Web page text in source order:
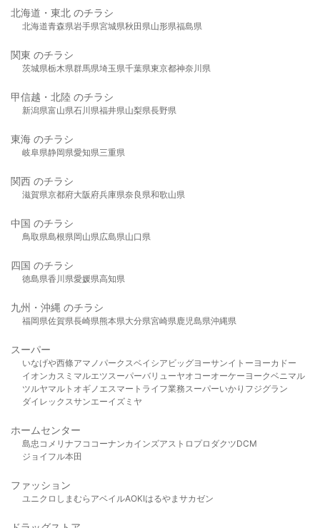
北海道・東北 のチラシ
北海道青森県岩手県宮城県秋田県山形県福島県
関東 のチラシ
茨城県栃木県群馬県埼玉県千葉県東京都神奈川県
甲信越・北陸 のチラシ
新潟県富山県石川県福井県山梨県長野県
東海 のチラシ
岐阜県静岡県愛知県三重県
関西 のチラシ
滋賀県京都府大阪府兵庫県奈良県和歌山県
中国 のチラシ
鳥取県島根県岡山県広島県山口県
四国 のチラシ
徳島県香川県愛媛県高知県
九州・沖縄 のチラシ
福岡県佐賀県長崎県熊本県大分県宮崎県鹿児島県沖縄県
スーパー
いなげや西條アマノパークスベイシア ビッグヨーサンイトーヨーカドー
イオンカスミ マルエツスーパーバリューヤオコーオーケー ヨークベニマル
ツルヤマルト オギノ エスマート ライフ業務スーパーいかり フジグラン
ダイレックスサンエーイズミヤ
ホームセンター
島忠 コメリ ナフコ コーナンカインズアストロプロダクツDCM
ジョイフル本田
ファッション
ユニクロ しまむら アベイルAOKIはるやま サカゼン